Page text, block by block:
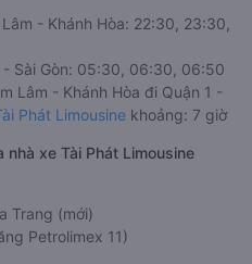
- Khánh Hòa: 22:30, 23:30,
- Sài Gòn: 05:30, 06:30, 06:50
Lâm - Khánh Hòa đi Quận 1 -
Phát Limousine khoảng: 7 giờ
xe Tài Phát Limousine
Trang (mới)
Petrolimex 11)